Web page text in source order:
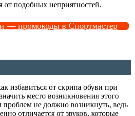
от подобных неприятностей.
— промокоды в Спортмастер
избавиться от скрипа обуви при
место возникновения этого
проблем не должно возникнуть, ведь
отличается от звуков, которые